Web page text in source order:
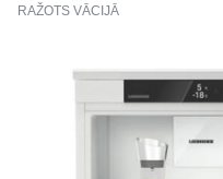
RAŽOTS VĀCIJĀ